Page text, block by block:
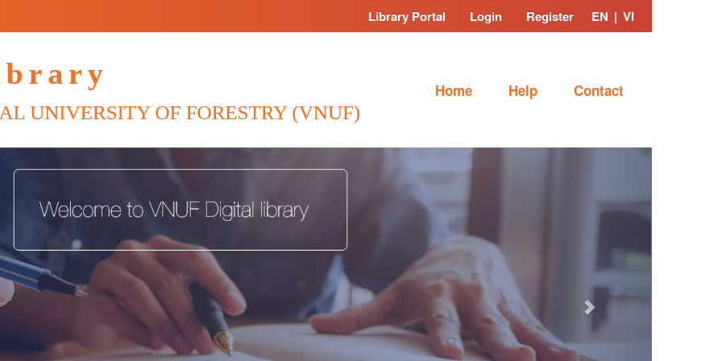
Library Portal Login Register EN | VI
Home Help Contact